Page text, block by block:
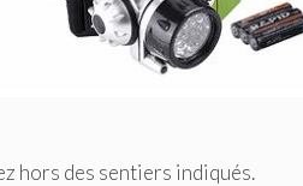
hors des sentiers indiqués.